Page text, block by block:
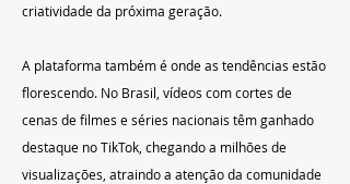
criatividade da próxima geração.
A plataforma também é onde as tendências estão
florescendo. No Brasil, vídeos com cortes de
cenas de filmes e séries nacionais têm ganhado
destaque no TikTok, chegando a milhões de
visualizações, atraindo a atenção da comunidade